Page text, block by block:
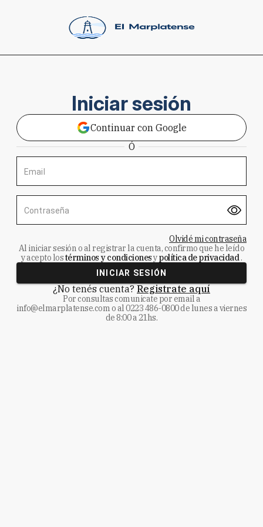
Iniciar sesión
Continuar con Google
Ó
Email
Contraseña
Olvidé mi contraseña
Al iniciar sesión o al registrar la cuenta, confirmo que he leído
y acepto lostérminos y condicionesypolítica de privacidad.
INICIAR SESIÓN
¿No tenés cuenta? Registrate aquí
Por consultas comunicate por email a
info@elmarplatense.como al0223 486-0800de lunes a viernes
de 8:00 a 21hs.